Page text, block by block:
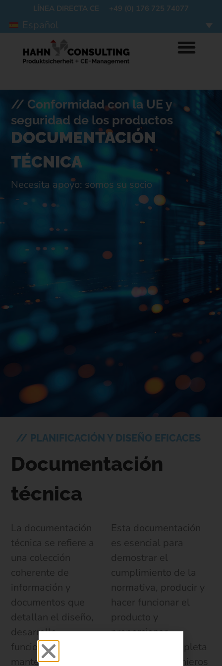
LÍNEA DIRECTA CE +49 (0) 176 725 74077
Español
// Conformidad con la UE y
seguridad de los productos
DOCUMENTACIÓN
TÉCNICA
Necesita apoyo: somos su socio
// PLANIFICACIÓN Y DISEÑO EFICACES
Documentación
técnica
La documentación
técnica se refiere a
una colección
coherente de
información y
documentos que
detallan el diseño,
desarrollo,
funcionamiento,
mantenimiento y otros
Esta documentación
es esencial para
demostrar el
cumplimiento de la
normativa, producir y
hacer funcionar el
producto y
proporcionar
información completa
a usuarios, ingenieros